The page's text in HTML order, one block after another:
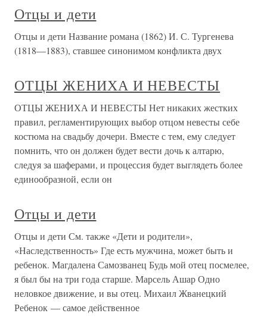
Отцы и дети
Отцы и дети Название романа (1862) И. С. Тургенева
(1818—1883), ставшее синонимом конфликта двух
ОТЦЫ ЖЕНИХА И НЕВЕСТЫ
ОТЦЫ ЖЕНИХА И НЕВЕСТЫ Нет никаких жестких
правил, регламентирующих выбор отцом невесты себе
костюма на свадьбу дочери. Вместе с тем, ему следует
помнить, что он должен будет вести дочь к алтарю,
следуя за шаферами, и процессия будет выглядеть более
единообразной, если он
Отцы и дети
Отцы и дети См. также «Дети и родители»,
«Наследственность» Где есть мужчина, может быть и
ребенок. Магдалена Самозванец Будь мой отец посмелее,
я был бы на три года старше. Марсель Ашар Одно
неловкое движение, и вы отец. Михаил Жванецкий
Ребенок — самое действенное